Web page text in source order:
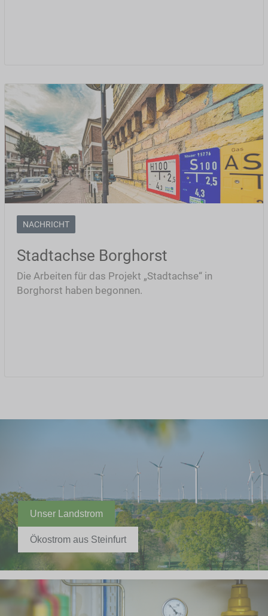
NACHRICHT
Stadtachse Borghorst
Die Arbeiten für das Projekt „Stadtachse“ in
Borghorst haben begonnen.
Unser Landstrom
Ökostrom aus Steinfurt